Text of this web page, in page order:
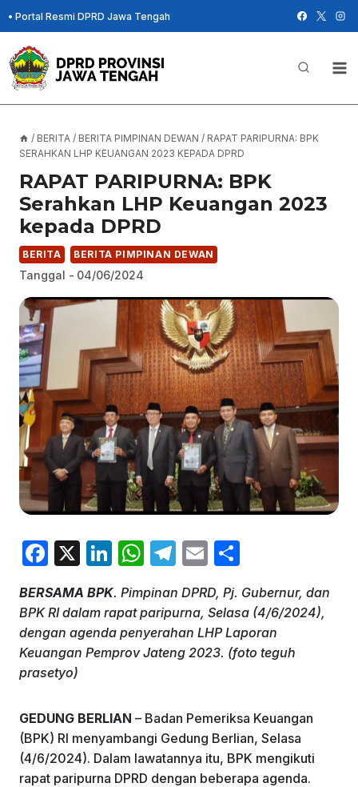
Skip
to
content
• Portal Resmi DPRD Jawa Tengah
/ BERITA / BERITA PIMPINAN DEWAN / RAPAT PARIPURNA: BPK
SERAHKAN LHP KEUANGAN 2023 KEPADA DPRD
RAPAT PARIPURNA: BPK
Serahkan LHP Keuangan 2023
kepada DPRD
BERITA BERITA PIMPINAN DEWAN
Tanggal - 04/06/2024
F
c
e
b
o
o
k
X
Li
k
e
dI
W
at
s
A
p
T
e
gr
a
E
ai
l
ar
e
BERSAMA BPK. Pimpinan DPRD, Pj. Gubernur, dan
BPK RI dalam rapat paripurna, Selasa (4/6/2024),
dengan agenda penyerahan LHP Laporan
Keuangan Pemprov Jateng 2023. (foto teguh
prasetyo)
GEDUNG BERLIAN – Badan Pemeriksa Keuangan
(BPK) RI menyambangi Gedung Berlian, Selasa
(4/6/2024). Dalam lawatannya itu, BPK mengikuti
rapat paripurna DPRD dengan beberapa agenda.